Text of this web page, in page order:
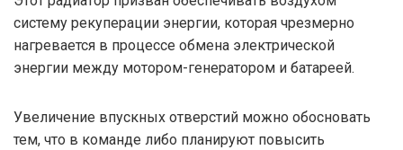
систему рекуперации энергии, которая чрезмерно
нагревается в процессе обмена электрической
энергии между мотором-генератором и батареей.
Увеличение впускных отверстий можно обосновать
тем, что в команде либо планируют повысить